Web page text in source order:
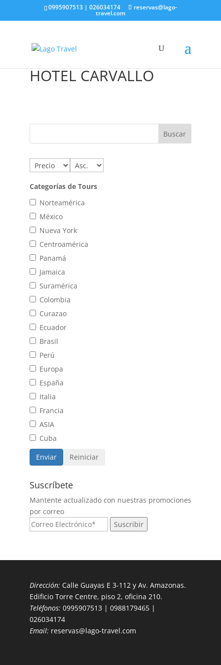
0995907513 | 026034174 reservas@lago-
travel.com
HOTEL CARVALLO
Categorías de Tours
Norteamérica
México
Nueva York
Centroamérica
Panamá
Jamaica
Suramérica
Colombia
Curazao
Ecuador
Brasil
Perú
Europa
España
Italia
Francia
ASIA
Cuba
Suscríbete
Mantente actualizado con nuestras promociones
por correo
Dirección: Calle Guayas E 3-112 y Av. Amazonas.
Edificio Torre Centre, piso 2, oficina 210.
Teléfonos: 0995907513 | 0988179465 |
026034174
Email: reservas@lago-travel.com